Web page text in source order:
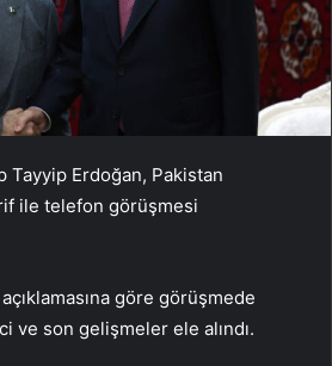
Tayyip Erdoğan, Pakistan
ile telefon görüşmesi
açıklamasına göre görüşmede
ve son gelişmeler ele alındı.